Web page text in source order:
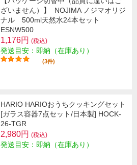
ざいません）】
NOJIMA ノジマオリジ
ナル 500ml天然水24本セット
ESNW500
1,176円 (税込)
発送目安：即納（在庫あり）
(3件)
HARIO HARIOおうちクッキングセット
[ガラス容器7点セット/日本製] HOCK-
26-TGR
2,980円 (税込)
発送目安：即納（在庫あり）